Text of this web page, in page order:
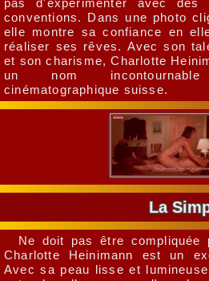
conventions. Dans une photo
elle montre sa confiance en
réaliser ses rêves. Avec son
et son charisme, Charlotte
un nom
cinématographique suisse.
La
Ne doit pas être compliquée
Charlotte Heinimann est un
Avec sa peau lisse et